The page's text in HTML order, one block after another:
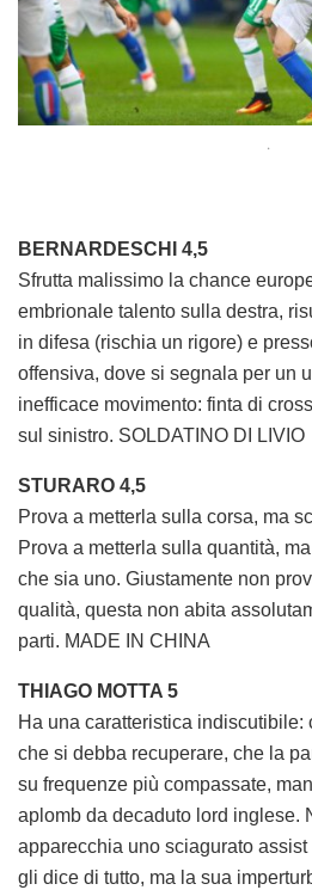
.
BERNARDESCHI 4,5
Sfrutta malissimo la chance
embrionale talento sulla destra,
in difesa (rischia un rigore) e
offensiva, dove si segnala per un
inefficace movimento: finta di
sul sinistro. SOLDATINO DI LIVIO
STURARO 4,5
Prova a metterla sulla corsa, ma
Prova a metterla sulla quantità,
che sia uno. Giustamente non
qualità, questa non abita
parti. MADE IN CHINA
THIAGO MOTTA 5
Ha una caratteristica indiscutibile:
che si debba recuperare, che la
su frequenze più compassate,
aplomb da decaduto lord inglese.
apparecchia uno sciagurato
gli dice di tutto, ma la sua